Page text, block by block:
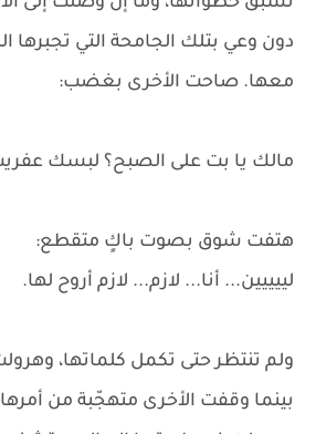
دون وعي بتلك الجامحة التي
معها. صاحت الأخرى بغضب:
مالك يا بت على الصبح؟ لبسك عفريت
هتفت شوق بصوت باكٍ متقطع:
لييييين... أنا... لازم... لازم أروح لها.
ولم تنتظر حتى تكمل كلماتها،
بينما وقفت الأخرى متهجّبة من